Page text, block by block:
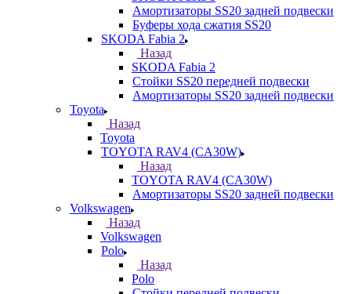
Амортизаторы SS20 задней подвески
Буферы хода сжатия SS20
SKODA Fabia 2
Назад
SKODA Fabia 2
Стойки SS20 передней подвески
Амортизаторы SS20 задней подвески
Toyota
Назад
Toyota
TOYOTA RAV4 (CA30W)
Назад
TOYOTA RAV4 (CA30W)
Амортизаторы SS20 задней подвески
Volkswagen
Назад
Volkswagen
Polo
Назад
Polo